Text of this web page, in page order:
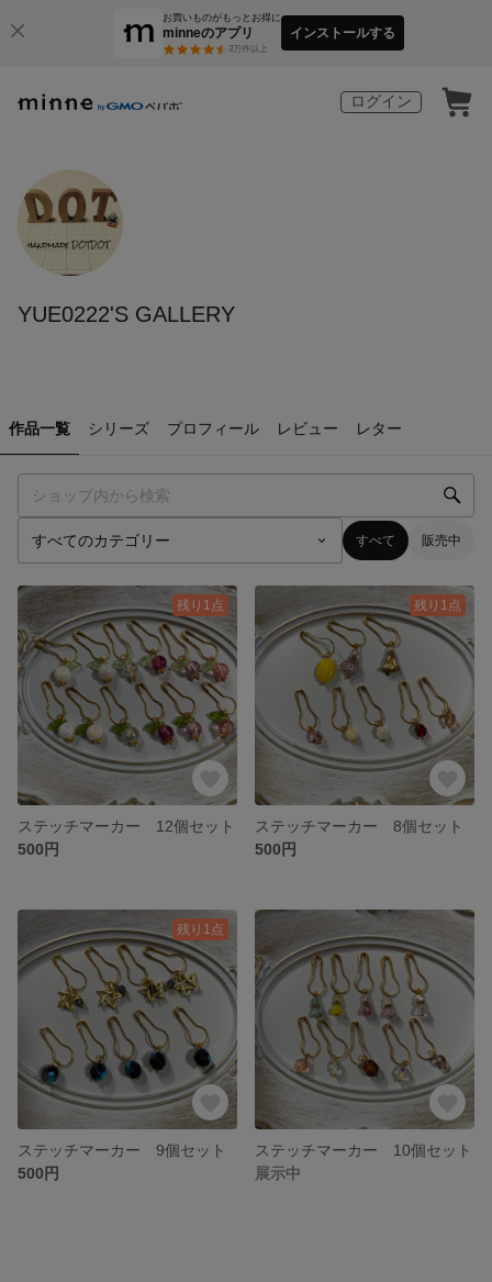
お買いものがもっとお得に
minneのアプリ
3万件以上
インストールする
ログイン
YUE0222'S GALLERY
作品一覧 シリーズ プロフィール レビュー レター
すべて 販売中
残り1点
ステッチマーカー 12個セット
500円
残り1点
ステッチマーカー 8個セット
500円
残り1点
ステッチマーカー 9個セット
500円
ステッチマーカー 10個セット
展示中